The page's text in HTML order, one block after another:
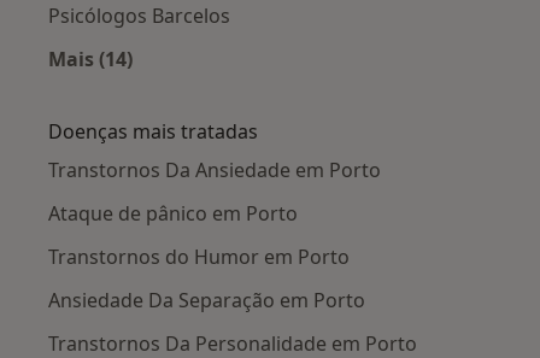
Psicólogos Barcelos
Mais (14)
Doenças mais tratadas
Transtornos Da Ansiedade em Porto
Ataque de pânico em Porto
Transtornos do Humor em Porto
Ansiedade Da Separação em Porto
Transtornos Da Personalidade em Porto